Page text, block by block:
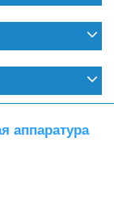
аппаратура